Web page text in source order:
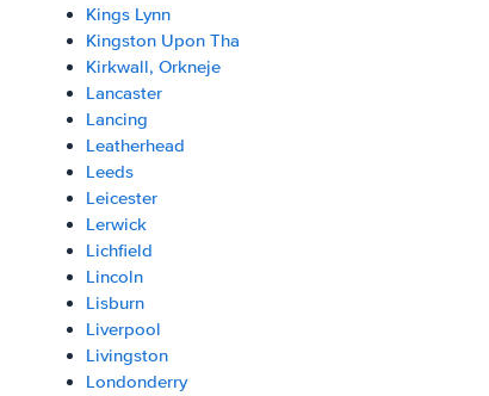
Kings Lynn
Kingston Upon Tha
Kirkwall, Orkneje
Lancaster
Lancing
Leatherhead
Leeds
Leicester
Lerwick
Lichfield
Lincoln
Lisburn
Liverpool
Livingston
Londonderry